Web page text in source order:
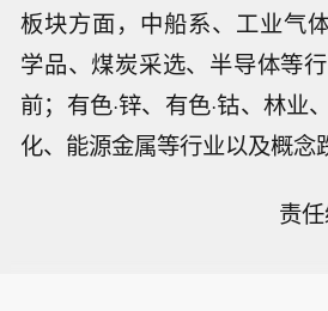
板块方面，中船系、工业气
学品、煤炭采选、半导体等
前；有色·锌、有色·钴、林业
化、能源金属等行业以及概念
责